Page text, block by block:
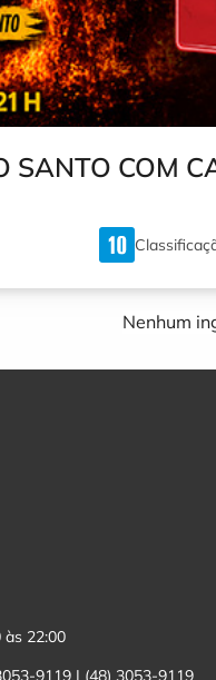
SANTO COM
Nenhum
às 22:00
9119 | (48) 3053-9119